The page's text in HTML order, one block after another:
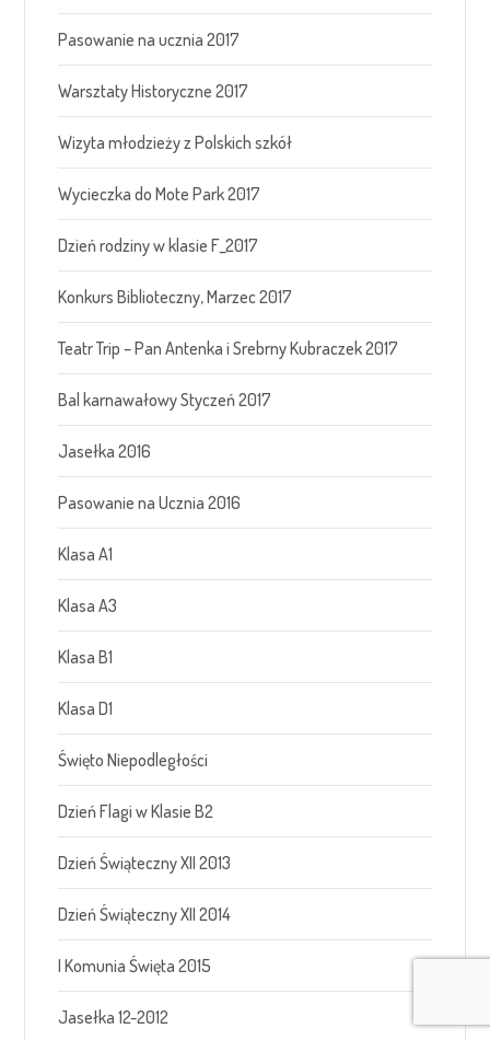
Pasowanie na ucznia 2017
Warsztaty Historyczne 2017
Wizyta młodzieży z Polskich szkół
Wycieczka do Mote Park 2017
Dzień rodziny w klasie F_2017
Konkurs Biblioteczny, Marzec 2017
Teatr Trip – Pan Antenka i Srebrny Kubraczek 2017
Bal karnawałowy Styczeń 2017
Jasełka 2016
Pasowanie na Ucznia 2016
Klasa A1
Klasa A3
Klasa B1
Klasa D1
Święto Niepodległości
Dzień Flagi w Klasie B2
Dzień Świąteczny XII 2013
Dzień Świąteczny XII 2014
I Komunia Święta 2015
Jasełka 12-2012